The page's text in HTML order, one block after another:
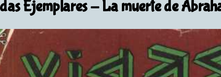
Ejemplares- La muerte de